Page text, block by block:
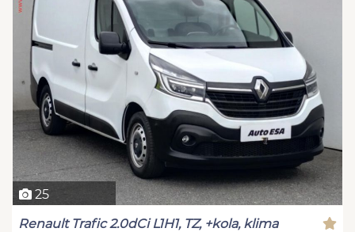
25
Renault Trafic 2.0dCi L1H1, TZ, +kola, klima